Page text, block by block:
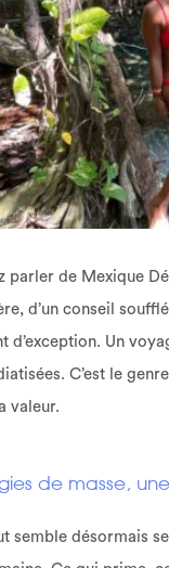
parler de Mexique
d’un conseil
d’exception. Un
C’est le
valeur.
de masse,
semble désormais